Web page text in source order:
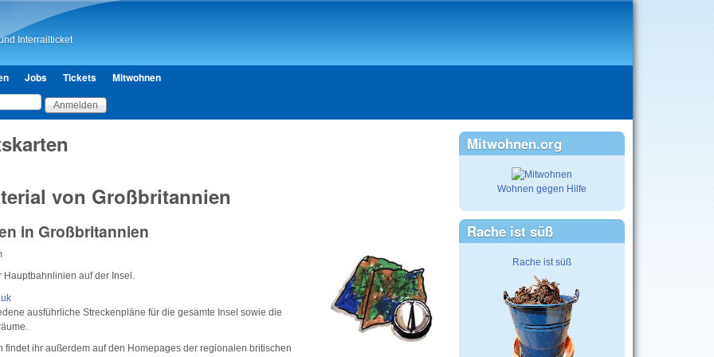
Interrailticket
Jobs Tickets Mitwohnen
von Großbritannien
in Großbritannien
Hauptbahnlinien auf der Insel.
ausführliche Streckenpläne für die gesamte Insel sowie die
findet ihr außerdem auf den Homepages der regionalen britischen
Mitwohnen.org
Wohnen gegen Hilfe
Rache ist süß
Rache ist süß